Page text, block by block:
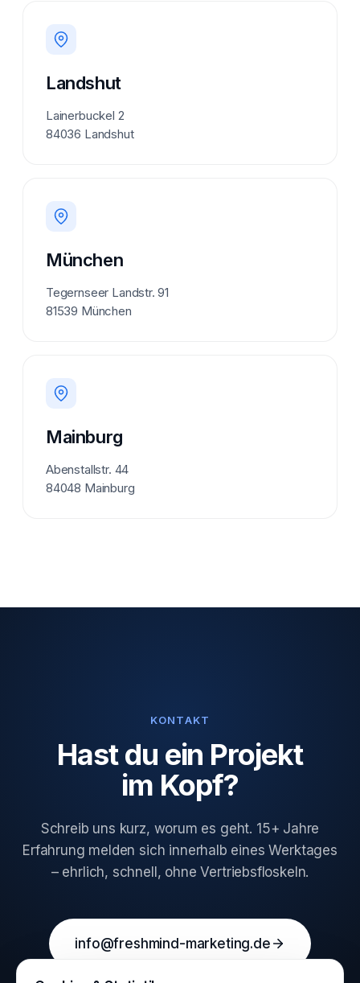
Landshut
Lainerbuckel 2
84036 Landshut
München
Tegernseer Landstr. 91
81539 München
Mainburg
Abenstallstr. 44
84048 Mainburg
KONTAKT
Hast du ein Projekt
im Kopf?
Schreib uns kurz, worum es geht. 15+ Jahre
Erfahrung melden sich innerhalb eines Werktages
– ehrlich, schnell, ohne Vertriebsfloskeln.
info@freshmind-marketing.de